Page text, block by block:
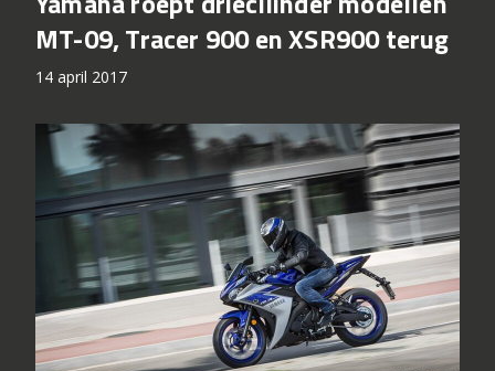
MT-09, Tracer 900 en XSR900 terug
14 april 2017